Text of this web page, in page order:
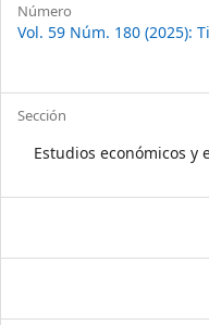
Número
Vol. 59 Núm. 180 (2025):
Sección
Estudios económicos y